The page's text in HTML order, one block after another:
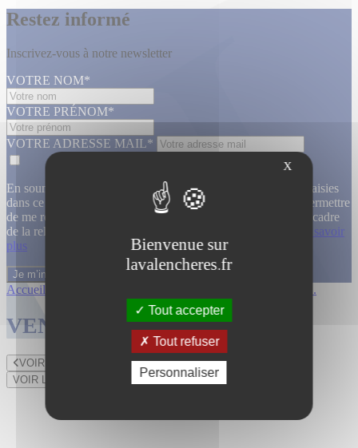
Restez informé
Inscrivez-vous à notre newsletter
VOTRE NOM*
VOTRE PRÉNOM*
VOTRE ADRESSE MAIL*
En soumettant ce formulaire, j’accepte que les informations saisies
dans ce formulaire soient utilisées, exploitées, traitées pour permettre
de me recontacter, pour m’envoyer des informations, dans le cadre
de la relation commerciale qui découle de cette demande.
En savoir
plus
Accueil 12 fevrier 14h ...
VENTES TERMINÉES
VOIR LE LOT PRÉCÉDENT
VOIR LE LOT SUIVANT
X
Bienvenue sur
lavalencheres.fr
Tout accepter
Tout refuser
Personnaliser